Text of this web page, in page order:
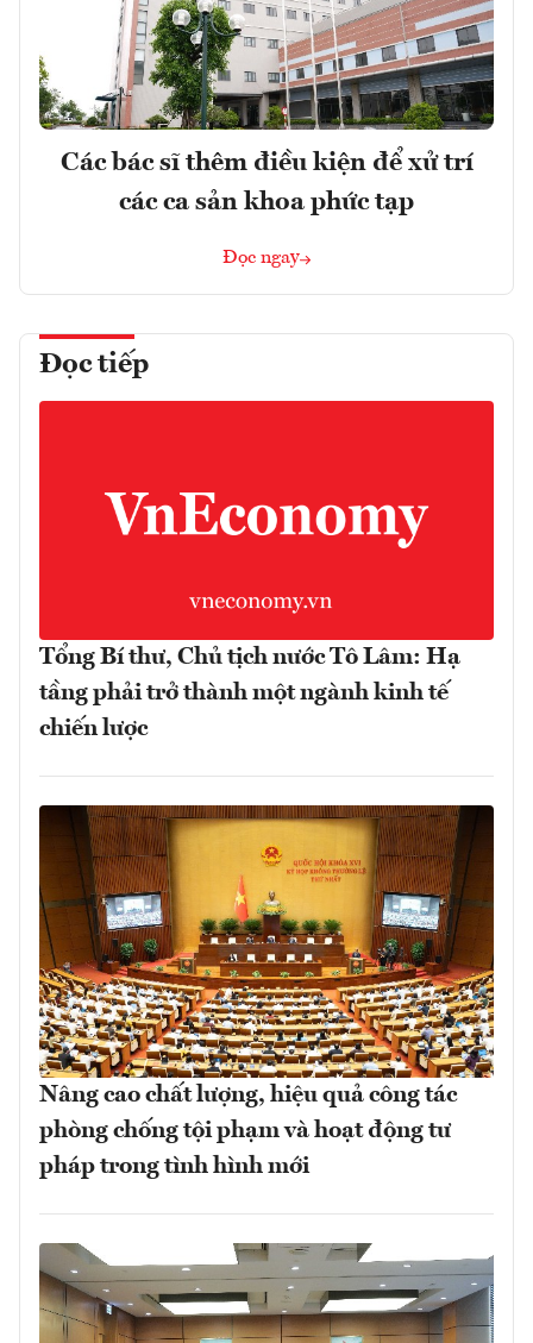
Các bác sĩ thêm điều kiện để xử trí
các ca sản khoa phức tạp
Đọc ngay
Đọc tiếp
Tổng Bí thư, Chủ tịch nước Tô Lâm: Hạ
tầng phải trở thành một ngành kinh tế
chiến lược
Nâng cao chất lượng, hiệu quả công tác
phòng chống tội phạm và hoạt động tư
pháp trong tình hình mới